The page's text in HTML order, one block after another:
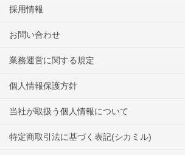
採用情報
お問い合わせ
業務運営に関する規定
個人情報保護方針
当社が取扱う個人情報について
特定商取引法に基づく表記(シカミル)